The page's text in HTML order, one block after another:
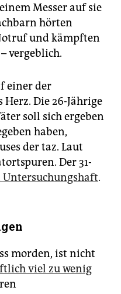
Messer auf sie
hörten
und kämpften
vergeblich.
einer der
Die 26-Jährige
soll sich ergeben
haben,
der taz. Laut
Der 31-
.
morden, ist nicht
viel zu wenig